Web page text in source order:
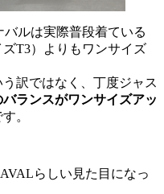
ルは実際普段着ている
T3）よりもワンサイズ
訳ではなく、丁度ジャス
ランスがワンサイズアッ
。
らしい見た目になっ